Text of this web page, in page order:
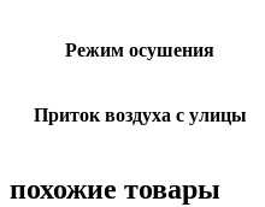
Режим осушения
Приток воздуха с улицы
похожие товары